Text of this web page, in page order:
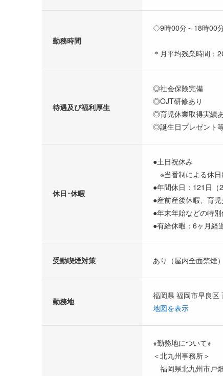
勤務時間
◇9時00分～18時00分
＊月平均残業時間：
待遇及び福利厚生
◎社会保険完備
◎OJT研修あり
◎育児休業取得実績
◎誕生日プレゼント
休日･休暇
●土日祝休み
※当番制による休日
●年間休日：121日（
●産前産後休暇、育
●年末年始などの特別
●有給休暇：6ヶ月経
受動喫煙対策 あり（屋内全面禁煙）
勤務地
福岡県 福岡市早良区
地図を表示
※勤務地について※
＜北九州事務所＞
福岡県北九州市戸